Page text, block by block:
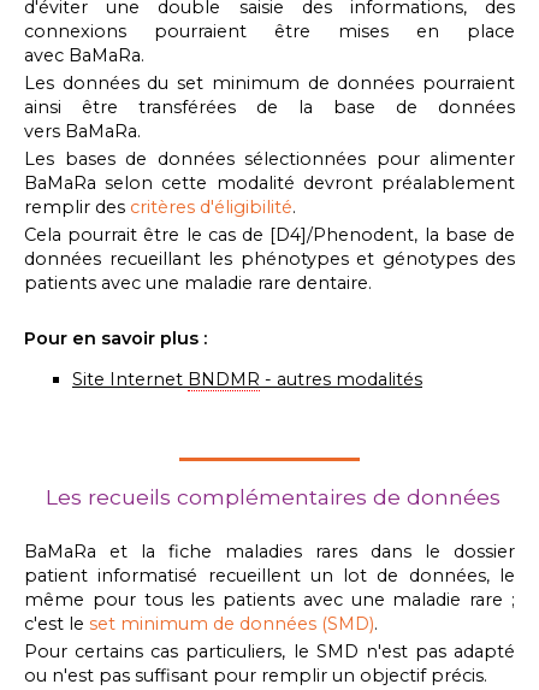
d'éviter une double saisie des informations, des
connexions pourraient être mises en place
avec BaMaRa.
Les données du set minimum de données pourraient
ainsi être transférées de la base de données
vers BaMaRa.
Les bases de données sélectionnées pour alimenter
BaMaRa selon cette modalité devront préalablement
remplir des critères d'éligibilité.
Cela pourrait être le cas de [D4]/Phenodent, la base de
données recueillant les phénotypes et génotypes des
patients avec une maladie rare dentaire.
Pour en savoir plus :
Site Internet BNDMR - autres modalités
Les recueils complémentaires de données
BaMaRa et la fiche maladies rares dans le dossier
patient informatisé recueillent un lot de données, le
même pour tous les patients avec une maladie rare ;
c'est le set minimum de données (SMD).
Pour certains cas particuliers, le SMD n'est pas adapté
ou n'est pas suffisant pour remplir un objectif précis.